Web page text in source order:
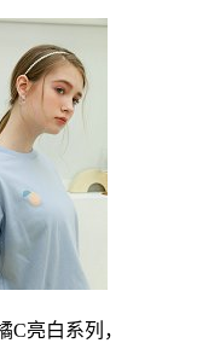
亮白系列，